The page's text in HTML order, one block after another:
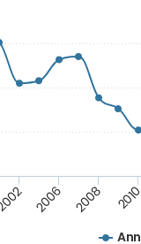
2006 2008 2010